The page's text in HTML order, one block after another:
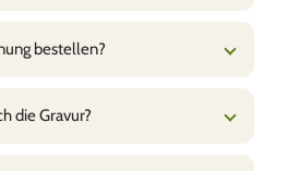
bestellen?
die Gravur?